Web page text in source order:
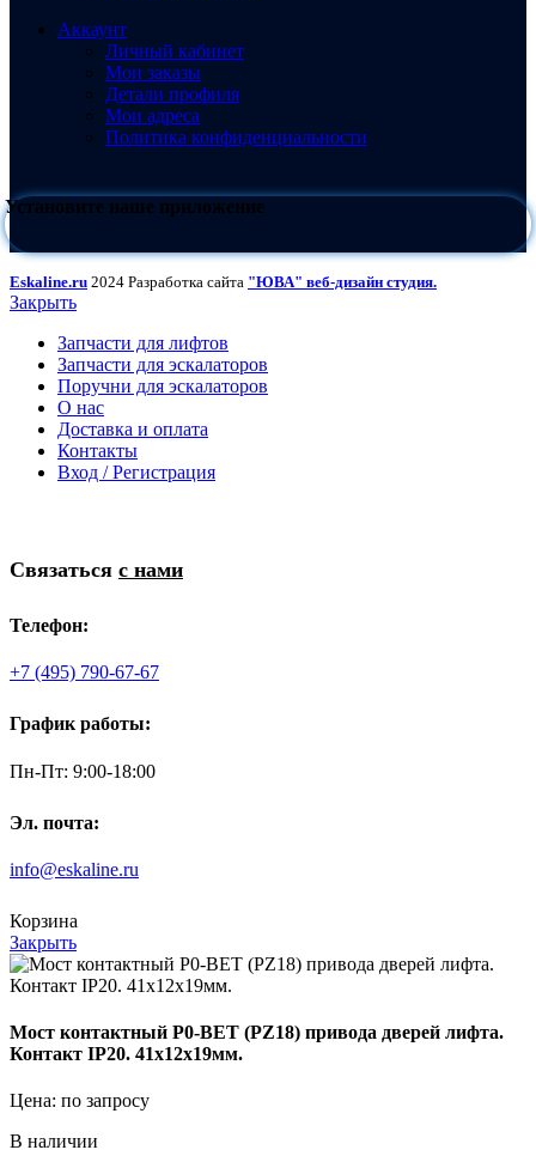
Аккаунт
Личный кабинет
Мои заказы
Детали профиля
Мои адреса
Политика конфиденциальности
Установите наше приложение
Eskaline.ru 2024 Разработка сайта "ЮВА" веб-дизайн студия.
Закрыть
Запчасти для лифтов
Запчасти для эскалаторов
Поручни для эскалаторов
О нас
Доставка и оплата
Контакты
Вход / Регистрация
Связаться с нами
Телефон:
+7 (495) 790-67-67
График работы:
Пн-Пт: 9:00-18:00
Эл. почта:
info@eskaline.ru
Корзина
Закрыть
Мост контактный P0-BET (PZ18) привода дверей лифта.
Контакт IP20. 41х12х19мм.
Цена: по запросу
В наличии